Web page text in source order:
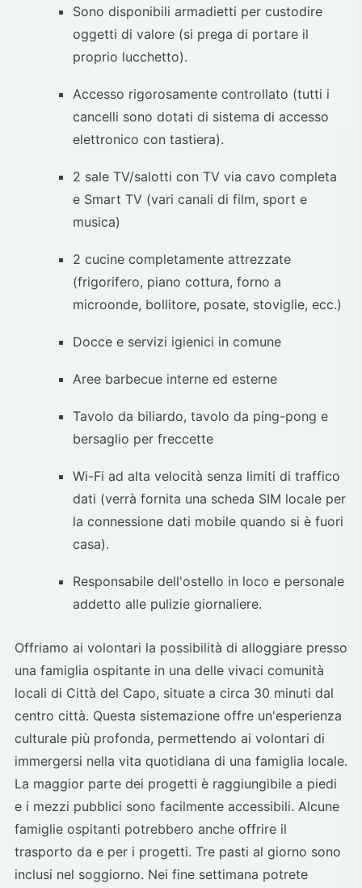
Sono disponibili armadietti per custodire
oggetti di valore (si prega di portare il
proprio lucchetto).
Accesso rigorosamente controllato (tutti i
cancelli sono dotati di sistema di accesso
elettronico con tastiera).
2 sale TV/salotti con TV via cavo completa
e Smart TV (vari canali di film, sport e
musica)
2 cucine completamente attrezzate
(frigorifero, piano cottura, forno a
microonde, bollitore, posate, stoviglie, ecc.)
Docce e servizi igienici in comune
Aree barbecue interne ed esterne
Tavolo da biliardo, tavolo da ping-pong e
bersaglio per freccette
Wi-Fi ad alta velocità senza limiti di traffico
dati (verrà fornita una scheda SIM locale per
la connessione dati mobile quando si è fuori
casa).
Responsabile dell'ostello in loco e personale
addetto alle pulizie giornaliere.
Offriamo ai volontari la possibilità di alloggiare presso
una famiglia ospitante in una delle vivaci comunità
locali di Città del Capo, situate a circa 30 minuti dal
centro città. Questa sistemazione offre un'esperienza
culturale più profonda, permettendo ai volontari di
immergersi nella vita quotidiana di una famiglia locale.
La maggior parte dei progetti è raggiungibile a piedi
e i mezzi pubblici sono facilmente accessibili. Alcune
famiglie ospitanti potrebbero anche offrire il
trasporto da e per i progetti. Tre pasti al giorno sono
inclusi nel soggiorno. Nei fine settimana potrete